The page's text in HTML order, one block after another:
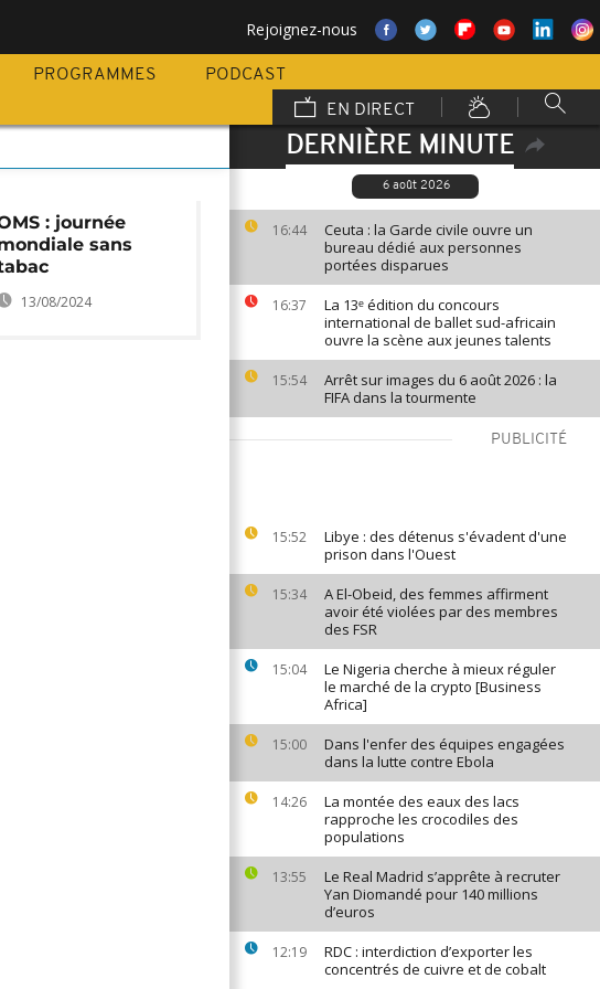
Rejoignez-nous
PROGRAMMES
PODCAST
EN DIRECT
DERNIÈRE MINUTE
6 août 2026
16:44
Ceuta : la Garde civile ouvre un
bureau dédié aux personnes
portées disparues
16:37
La 13ᵉ édition du concours
international de ballet sud-africain
ouvre la scène aux jeunes talents
15:54
Arrêt sur images du 6 août 2026 : la
FIFA dans la tourmente
PUBLICITÉ
15:52
Libye : des détenus s'évadent d'une
prison dans l'Ouest
15:34
A El-Obeid, des femmes affirment
avoir été violées par des membres
des FSR
15:04
Le Nigeria cherche à mieux réguler
le marché de la crypto [Business
Africa]
15:00
Dans l'enfer des équipes engagées
dans la lutte contre Ebola
14:26
La montée des eaux des lacs
rapproche les crocodiles des
populations
13:55
Le Real Madrid s’apprête à recruter
Yan Diomandé pour 140 millions
d’euros
12:19
RDC : interdiction d’exporter les
concentrés de cuivre et de cobalt
: journée
sans
13/08/2024